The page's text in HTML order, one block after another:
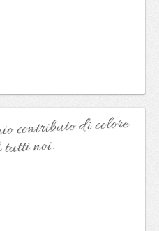
contributo di colore
noi.